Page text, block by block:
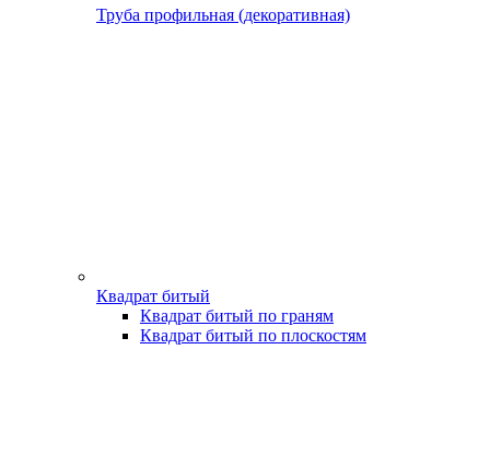
Труба профильная (декоративная)
Квадрат битый
Квадрат битый по граням
Квадрат битый по плоскостям